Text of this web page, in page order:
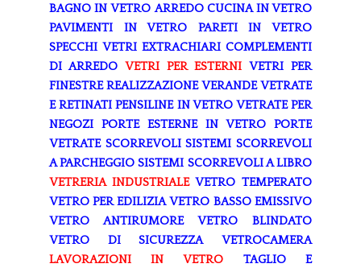
BAGNO IN VETRO ARREDO CUCINA IN VETRO
PAVIMENTI IN VETRO
PARETI IN VETRO
SPECCHI VETRI EXTRACHIARI COMPLEMENTI
DI ARREDO VETRI PER ESTERNI VETRI PER
FINESTRE REALIZZAZIONE VERANDE VETRATE
E RETINATI PENSILINE IN VETRO VETRATE PER
NEGOZI PORTE ESTERNE IN VETRO PORTE
VETRATE SCORREVOLI SISTEMI SCORREVOLI
A PARCHEGGIO SISTEMI SCORREVOLI A LIBRO
VETRERIA INDUSTRIALE VETRO TEMPERATO
VETRO PER EDILIZIA VETRO BASSO EMISSIVO
VETRO ANTIRUMORE
VETRO BLINDATO
VETRO DI SICUREZZA
VETROCAMERA
LAVORAZIONI IN VETRO
TAGLIO E